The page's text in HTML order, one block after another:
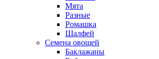
Мята
Разные
Ромашка
Шалфей
Семена овощей
Баклажаны